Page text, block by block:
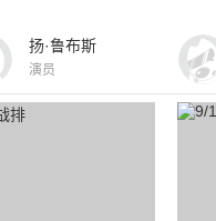
扬·鲁布斯
演员